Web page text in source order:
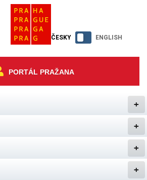
ČESKY ENGLISH
PORTÁL PRAŽANA